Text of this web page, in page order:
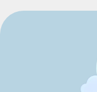
探索適用於
Kindle Fire 卡